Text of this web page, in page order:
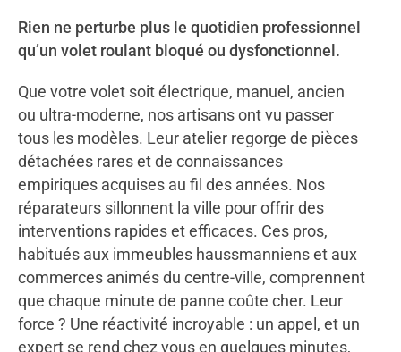
Rien ne perturbe plus le quotidien professionnel
qu’un volet roulant bloqué ou dysfonctionnel.
Que votre volet soit électrique, manuel, ancien
ou ultra-moderne, nos artisans ont vu passer
tous les modèles. Leur atelier regorge de pièces
détachées rares et de connaissances
empiriques acquises au fil des années. Nos
réparateurs sillonnent la ville pour offrir des
interventions rapides et efficaces. Ces pros,
habitués aux immeubles haussmanniens et aux
commerces animés du centre-ville, comprennent
que chaque minute de panne coûte cher. Leur
force ? Une réactivité incroyable : un appel, et un
expert se rend chez vous en quelques minutes,